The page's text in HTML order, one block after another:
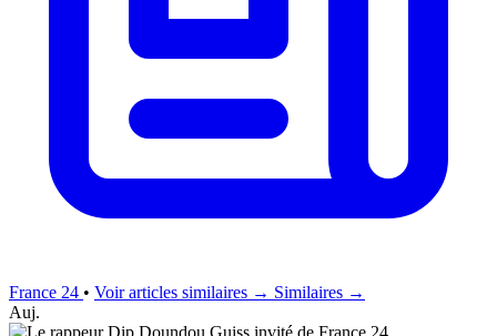
France 24 • Voir articles similaires → Similaires →
Auj.